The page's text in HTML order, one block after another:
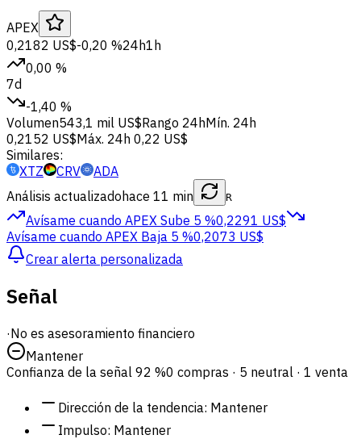
APEX
0,2182 US$-0,20 %24h1h
0,00 %
7d
-1,40 %
Volumen543,1 mil US$Rango 24hMín. 24h
0,2152 US$Máx. 24h 0,22 US$
Similares:
XTZ
CRV
ADA
Análisis actualizadohace 11 min R
Avísame cuando APEX Sube 5 %0,2291 US$
Avísame cuando APEX Baja 5 %0,2073 US$
Crear alerta personalizada
Señal
·No es asesoramiento financiero
Mantener
Confianza de la señal 92 %0 compras · 5 neutral · 1 venta
Dirección de la tendencia: Mantener
Impulso: Mantener